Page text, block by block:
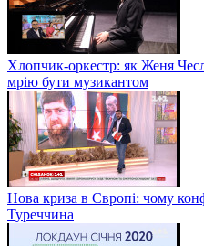
Хлопчик-оркестр: як Женя
мрію бути музикантом
Нова криза в Європі: чому
Туреччина